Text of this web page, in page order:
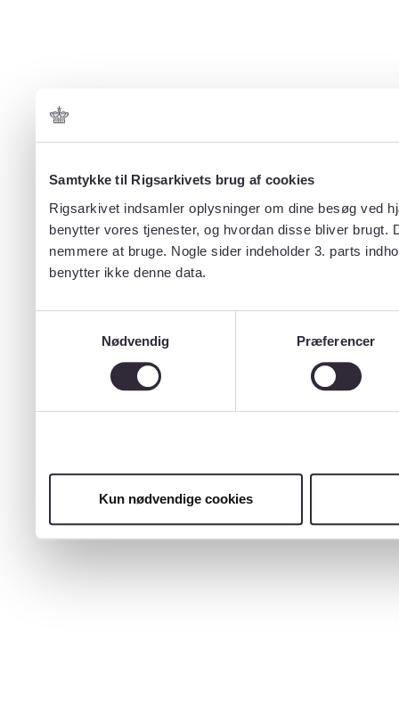
Samtykke til Rigsarkivets brug af cookies
Rigsarkivet indsamler oplysninger om dine besøg ved
benytter vores tjenester, og hvordan disse bliver
nemmere at bruge. Nogle sider indeholder 3. parts
benytter ikke denne data.
Nødvendig
Præferencer
Kun nødvendige cookies